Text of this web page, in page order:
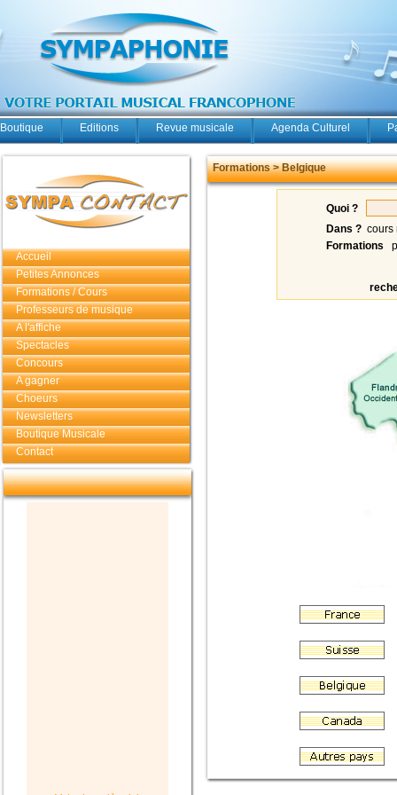
Boutique Editions Revue musicale Agenda Culturel
Accueil
Petites Annonces
Formations / Cours
Professeurs de musique
A l'affiche
Spectacles
Concours
A gagner
Choeurs
Newsletters
Boutique Musicale
Contact
Formations > Belgique
Quoi ?
Dans ? cours
Formations